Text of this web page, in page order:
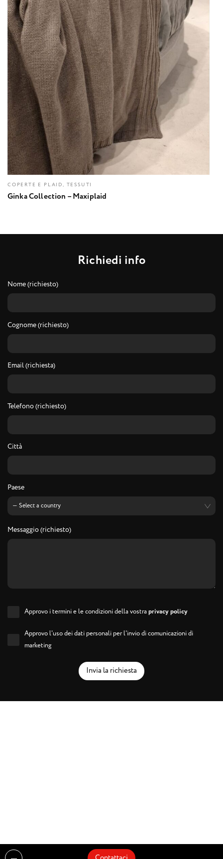
COPERTE E PLAID, TESSUTI
Ginka Collection – Maxiplaid
Richiedi info
Nome (richiesto)
Cognome (richiesto)
Email (richiesta)
Telefono (richiesto)
Città
Paese
Messaggio (richiesto)
Approvo i termini e le condizioni della vostraprivacy policy
Approvo l'uso dei dati personali per l'invio di comunicazioni di
marketing
Invia la richiesta